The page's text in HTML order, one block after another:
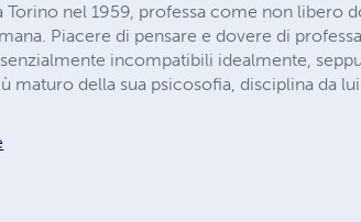
Torino nel 1959, professa come non libero
Piacere di pensare e dovere di
incompatibili idealmente,
maturo della sua psicosofia, disciplina da